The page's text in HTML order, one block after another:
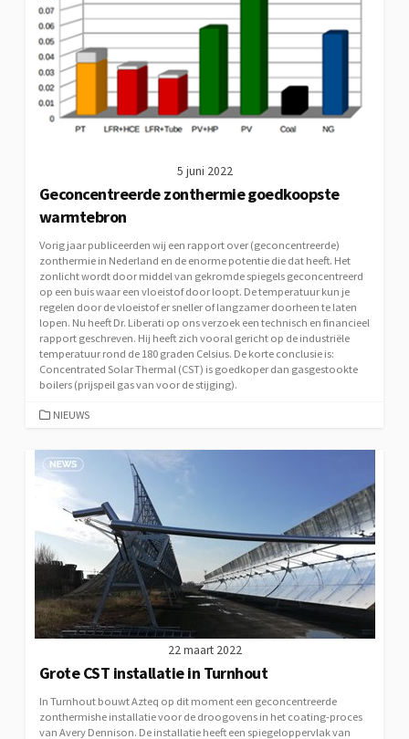
5 juni 2022
Geconcentreerde zonthermie goedkoopste
warmtebron
Vorig jaar publiceerden wij een rapport over (geconcentreerde)
zonthermie in Nederland en de enorme potentie die dat heeft. Het
zonlicht wordt door middel van gekromde spiegels geconcentreerd
op een buis waar een vloeistof door loopt. De temperatuur kun je
regelen door de vloeistof er sneller of langzamer doorheen te laten
lopen. Nu heeft Dr. Liberati op ons verzoek een technisch en financieel
rapport geschreven. Hij heeft zich vooral gericht op de industriële
temperatuur rond de 180 graden Celsius. De korte conclusie is:
Concentrated Solar Thermal (CST) is goedkoper dan gasgestookte
boilers (prijspeil gas van voor de stijging).
CATEGORIEËN
NIEUWS
22 maart 2022
Grote CST installatie in Turnhout
In Turnhout bouwt Azteq op dit moment een geconcentreerde
zonthermishe installatie voor de droogovens in het coating-proces
van Avery Dennison. De installatie heeft een spiegeloppervlak van